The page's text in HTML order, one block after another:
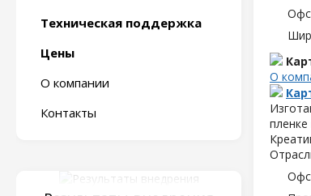
Техническая поддержка
Цены
О компании
Контакты
О